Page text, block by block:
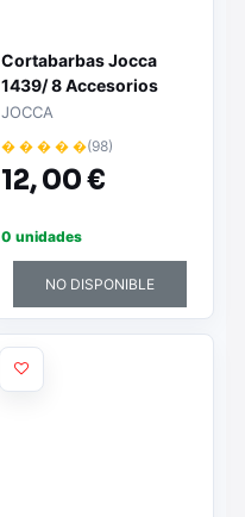
Cortabarbas Jocca
1439/ 8 Accesorios
JOCCA
� � � � �(98)
12,00 €
0 unidades
NO DISPONIBLE